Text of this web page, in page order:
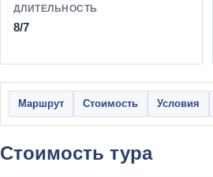
ДЛИТЕЛЬНОСТЬ
8/7
Маршрут Стоимость Условия
Стоимость тура